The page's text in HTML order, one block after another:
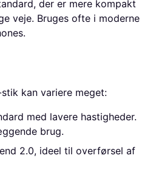
der er mere kompakt
veje. Bruges ofte i moderne
kan variere meget:
med lavere hastigheder.
brug.
2.0, ideel til overførsel af